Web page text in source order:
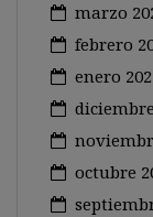
marzo
febrero
enero
octubre